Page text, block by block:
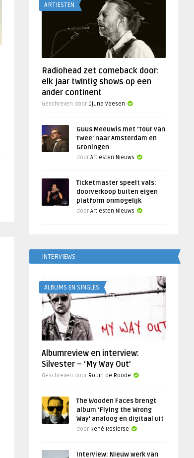
ARTIESTEN
Radiohead zet comeback door:
elk jaar twintig shows op een
ander continent
Geschreven door Djuna Vaesen
Guus Meeuwis met ‘Tour van
Twee’ naar Amsterdam en
Groningen
door Artiesten Nieuws
Ticketmaster speelt vals:
doorverkoop buiten eigen
platform onmogelijk
door Artiesten Nieuws
INTERVIEWS
ALBUMS EN SINGLES
Albumreview en interview:
Silvester – ‘My Way Out’
Geschreven door Robin de Roode
The Wooden Faces brengt
album ‘Flying the Wrong
Way’ analoog en digitaal uit
door René Rosierse
Interview: Nieuw werk van